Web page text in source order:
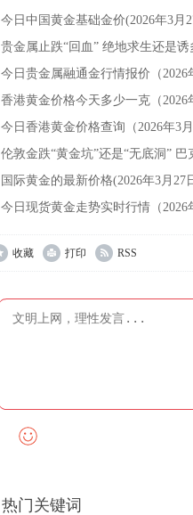
今日中国黄金基础金价(2026年3月
贵金属止跌“回血” 绝地求生还是诱
今日贵金属融通金行情报价（2026
香港黄金价格今天多少一克（2026
今日香港黄金价格查询（2026年3月
伦敦金跌“黄金坑”还是“无底洞”
国际黄金的最新价格(2026年3月27
今日现货黄金走势实时行情（2026
收藏 打印 RSS
热门关键词